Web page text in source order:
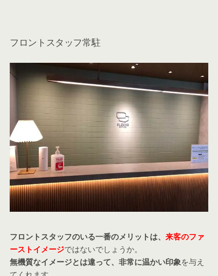
フロントスタッフ常駐
フロントスタッフのいる一番のメリットは、 来客のファ
ーストイメージではないでしょうか。
無機質なイメージとは違って、非常に温かい印象を与え